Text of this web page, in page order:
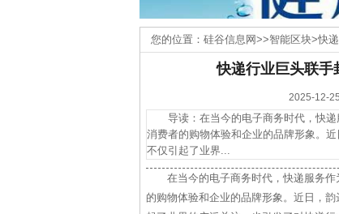
您的位置： 硅谷信息网>>智能区块>快
快递行业巨头联手
2025-12-
导读：在当今的电子商务时代，快递
消费者的购物体验和企业的品牌形象。
不仅引起了业界...
在当今的电子商务时代，快递服务
的购物体验和企业的品牌形象。近日，